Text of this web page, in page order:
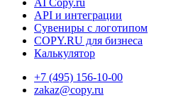
API и интеграции
Сувениры с логотипом
COPY.RU для бизнеса
Калькулятор
+7 (495) 156-10-00
zakaz@copy.ru